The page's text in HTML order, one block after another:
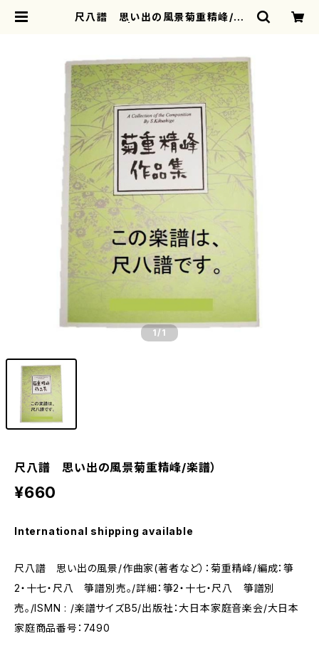
尺八譜 思い出の風景菊重精峰/楽
1/1
尺八譜 思い出の風景菊重精峰/楽譜）
¥660
International shipping available
尺八譜 思い出の風景/作曲家(著者など）：菊重精峰/編成：箏
2・十七・尺八 箏譜別売。/詳細：箏2・十七・尺八 箏譜別
売。/ISMN : /楽譜サイズB5/出版社：大日本家庭音楽会/大日本
家庭商品番号：7490